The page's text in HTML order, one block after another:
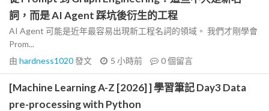
詞，而是 AI Agent 踩坑後衍生的工程
AI Agent 可能是近年最容易出現新工程名詞的領域。 我們才剛學會
Prom...
由 hardness1020發文 5 小時前 0個留言
[Machine Learning A-Z [2026] ] 學習筆記 Day3 Data
pre-processing with Python